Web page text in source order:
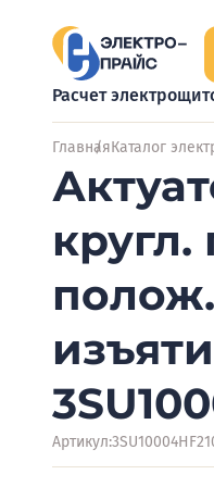
Расчет
ГлавнаяКаталог
Артикул: